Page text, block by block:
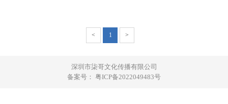
< 1 >
深圳市柒哥文化传播有限公司
备案号： 粤ICP备2022049483号